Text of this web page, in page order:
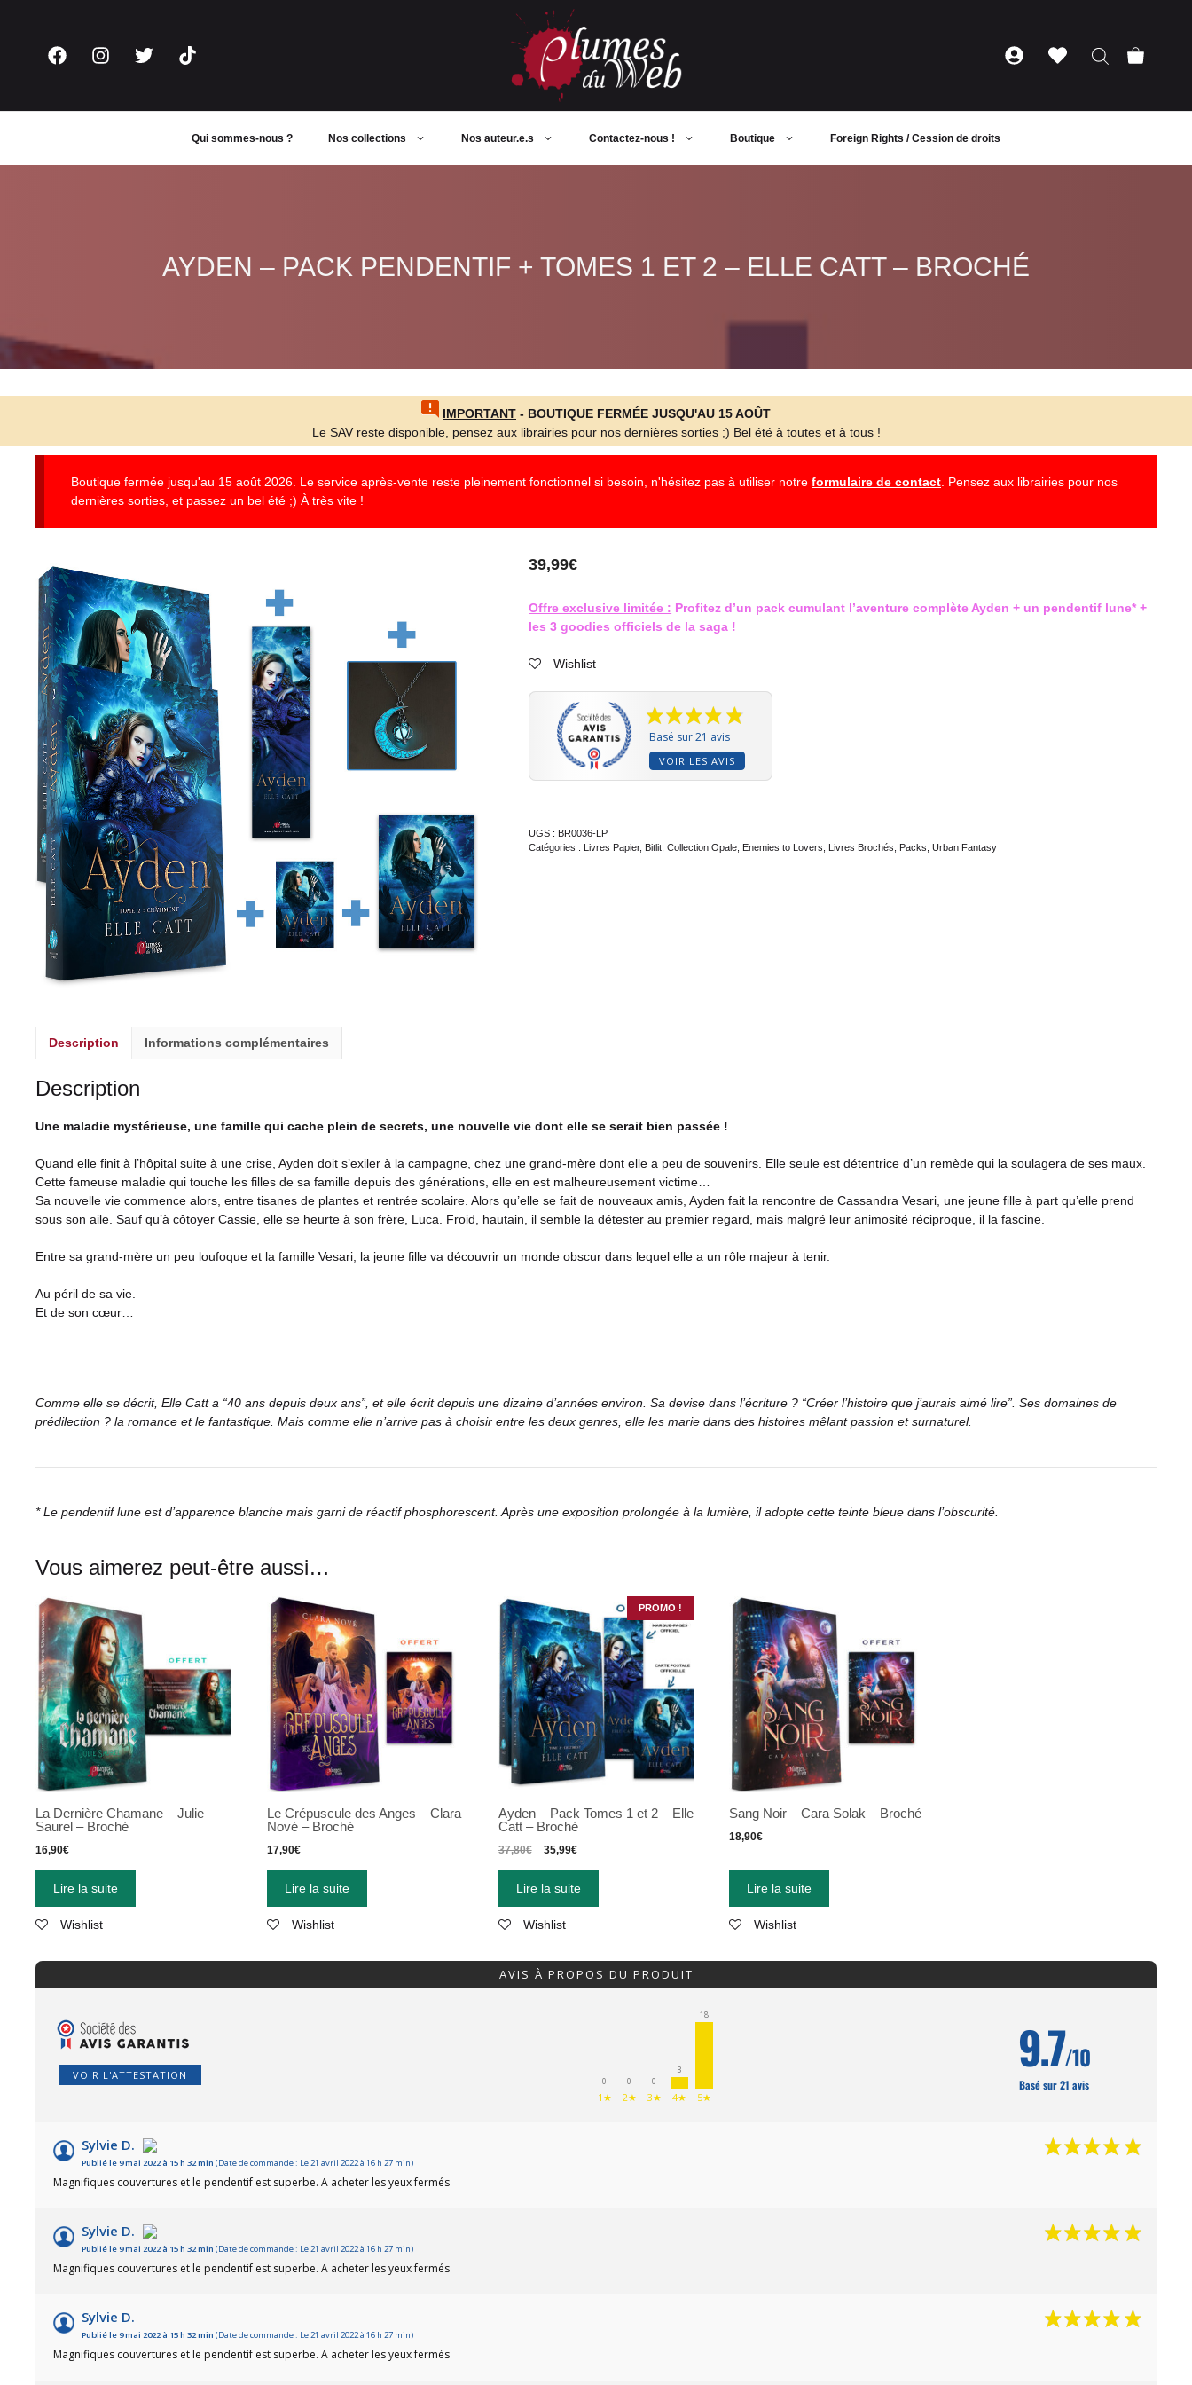
Qui sommes-nous ? Nos collections Nos auteur.e.s Contactez-nous ! Boutique Foreign Rights / Cession de droits
AYDEN – PACK PENDENTIF + TOMES 1 ET 2 – ELLE CATT – BROCHÉ
IMPORTANT - BOUTIQUE FERMÉE JUSQU'AU 15 AOÛT
Le SAV reste disponible, pensez aux librairies pour nos dernières sorties ;) Bel été à toutes et à tous !
Boutique fermée jusqu'au 15 août 2026. Le service après-vente reste pleinement fonctionnel si besoin, n'hésitez pas à utiliser notre formulaire de contact . Pensez aux librairies pour nos
dernières sorties, et passez un bel été ;) À très vite !
39,99€
Offre exclusive limitée : Profitez d’un pack cumulant l’aventure complète Ayden + un pendentif lune* +
les 3 goodies officiels de la saga !
Wishlist
Basé sur 21 avis
VOIR LES AVIS
UGS : BR0036-LP
Catégories :
Livres Papier, Bitlit ,Collection Opale Enemies to Lovers Livres Brochés Packs ,Urban Fantasy
Description Informations complémentaires
Description
Une maladie mystérieuse, une famille qui cache plein de secrets, une nouvelle vie dont elle se serait bien passée !
Quand elle finit à l’hôpital suite à une crise, Ayden doit s’exiler à la campagne, chez une grand-mère dont elle a peu de souvenirs. Elle seule est détentrice d’un remède qui la soulagera de ses maux.
Cette fameuse maladie qui touche les filles de sa famille depuis des générations, elle en est malheureusement victime…
Sa nouvelle vie commence alors, entre tisanes de plantes et rentrée scolaire. Alors qu’elle se fait de nouveaux amis, Ayden fait la rencontre de Cassandra Vesari, une jeune fille à part qu’elle prend
sous son aile. Sauf qu’à côtoyer Cassie, elle se heurte à son frère, Luca. Froid, hautain, il semble la détester au premier regard, mais malgré leur animosité réciproque, il la fascine.
Entre sa grand-mère un peu loufoque et la famille Vesari, la jeune fille va découvrir un monde obscur dans lequel elle a un rôle majeur à tenir.
Au péril de sa vie.
Et de son cœur…
Comme elle se décrit, Elle Catt a “40 ans depuis deux ans”, et elle écrit depuis une dizaine d’années environ. Sa devise dans l’écriture ? “Créer l’histoire que j’aurais aimé lire”. Ses domaines de
prédilection ? la romance et le fantastique. Mais comme elle n’arrive pas à choisir entre les deux genres, elle les marie dans des histoires mêlant passion et surnaturel.
* Le pendentif lune est d’apparence blanche mais garni de réactif phosphorescent. Après une exposition prolongée à la lumière, il adopte cette teinte bleue dans l’obscurité.
Vous aimerez peut-être aussi…
La Dernière Chamane – Julie
Saurel – Broché
16,90€
Lire la suite
Wishlist
Le Crépuscule des Anges – Clara
Nové – Broché
17,90€
Lire la suite
Wishlist
PROMO !
Ayden – Pack Tomes 1 et 2 – Elle
Catt – Broché
37,80€ 35,99€
Lire la suite
Wishlist
Sang Noir – Cara Solak – Broché
18,90€
Lire la suite
Wishlist
AVIS À PROPOS DU PRODUIT
VOIR L'ATTESTATION 0
1★
0
2★
0
3★
3
4★
18
5★
9.7/10
Basé sur 21 avis
Sylvie D.
Publié le 9 mai 2022 à 15 h 32 min (Date de commande : Le 21 avril 2022 à 16 h 27 min)
Magnifiques couvertures et le pendentif est superbe. A acheter les yeux fermés
Sylvie D.
Publié le 9 mai 2022 à 15 h 32 min (Date de commande : Le 21 avril 2022 à 16 h 27 min)
Magnifiques couvertures et le pendentif est superbe. A acheter les yeux fermés
Sylvie D.
Publié le 9 mai 2022 à 15 h 32 min (Date de commande : Le 21 avril 2022 à 16 h 27 min)
Magnifiques couvertures et le pendentif est superbe. A acheter les yeux fermés